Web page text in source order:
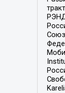
РЭНД
Союз